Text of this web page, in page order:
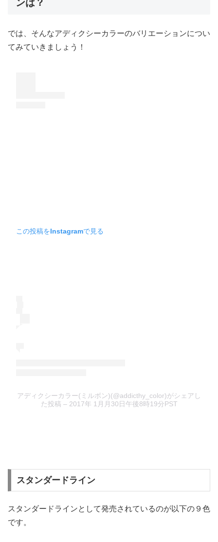
ンは？
では、そんなアディクシーカラーのバリエーションについ
てみていきましょう！
この投稿をInstagramで見る
アディクシーカラー(ミルボン)(@addicthy_color)がシェアし
た投稿 – 2017年 1月月30日午後8時19分PST
スタンダードライン
スタンダードラインとして発売されているのが以下の９色
です。